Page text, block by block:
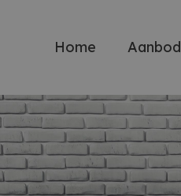
Home Aanbod